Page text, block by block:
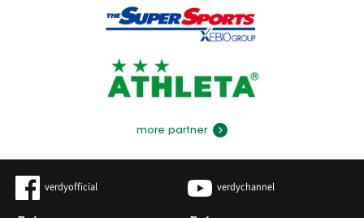
more partner
verdyofficial verdychannel